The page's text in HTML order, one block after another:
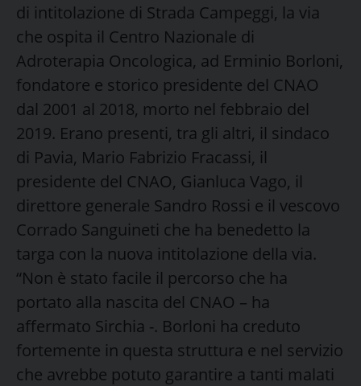
di intitolazione di Strada Campeggi, la via
che ospita il Centro Nazionale di
Adroterapia Oncologica, ad Erminio Borloni,
fondatore e storico presidente del CNAO
dal 2001 al 2018, morto nel febbraio del
2019. Erano presenti, tra gli altri, il sindaco
di Pavia, Mario Fabrizio Fracassi, il
presidente del CNAO, Gianluca Vago, il
direttore generale Sandro Rossi e il vescovo
Corrado Sanguineti che ha benedetto la
targa con la nuova intitolazione della via.
“Non è stato facile il percorso che ha
portato alla nascita del CNAO – ha
affermato Sirchia -. Borloni ha creduto
fortemente in questa struttura e nel servizio
che avrebbe potuto garantire a tanti malati